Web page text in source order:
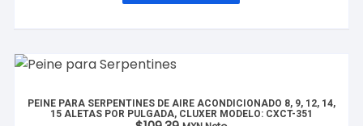
PEINE PARA SERPENTINES DE AIRE ACONDICIONADO 8, 9, 12, 14,
15 ALETAS POR PULGADA, CLUXER MODELO: CXCT-351